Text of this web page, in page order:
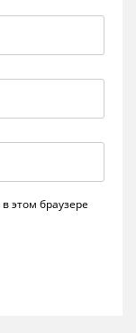
этом браузере